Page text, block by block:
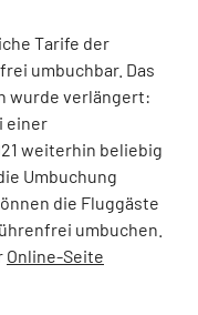
Tarife der
umbuchbar. Das
wurde verlängert:
einer
weiterhin beliebig
Umbuchung
die Fluggäste
umbuchen.
Online-Seite